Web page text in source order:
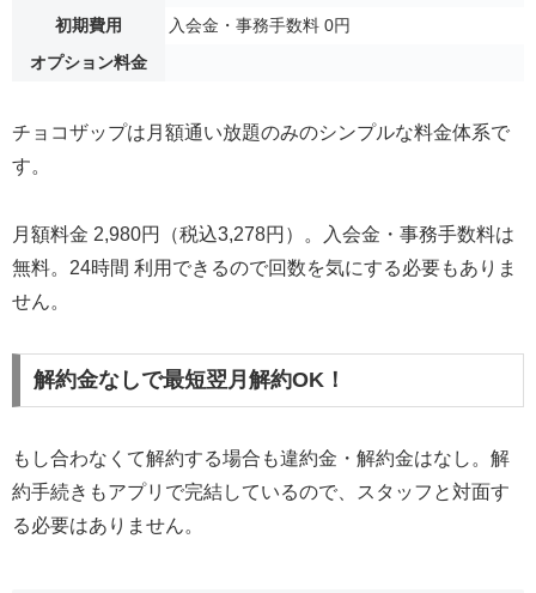
初期費用
入会金・事務手数料 0円
オプション料金
チョコザップは月額通い放題のみのシンプルな料金体系で
す。
月額料金 2,980円（税込3,278円）。入会金・事務手数料は
無料。24時間 利用できるので回数を気にする必要もありま
せん。
解約金なしで最短翌月解約OK！
もし合わなくて解約する場合も違約金・解約金はなし。解
約手続きもアプリで完結しているので、スタッフと対面す
る必要はありません。